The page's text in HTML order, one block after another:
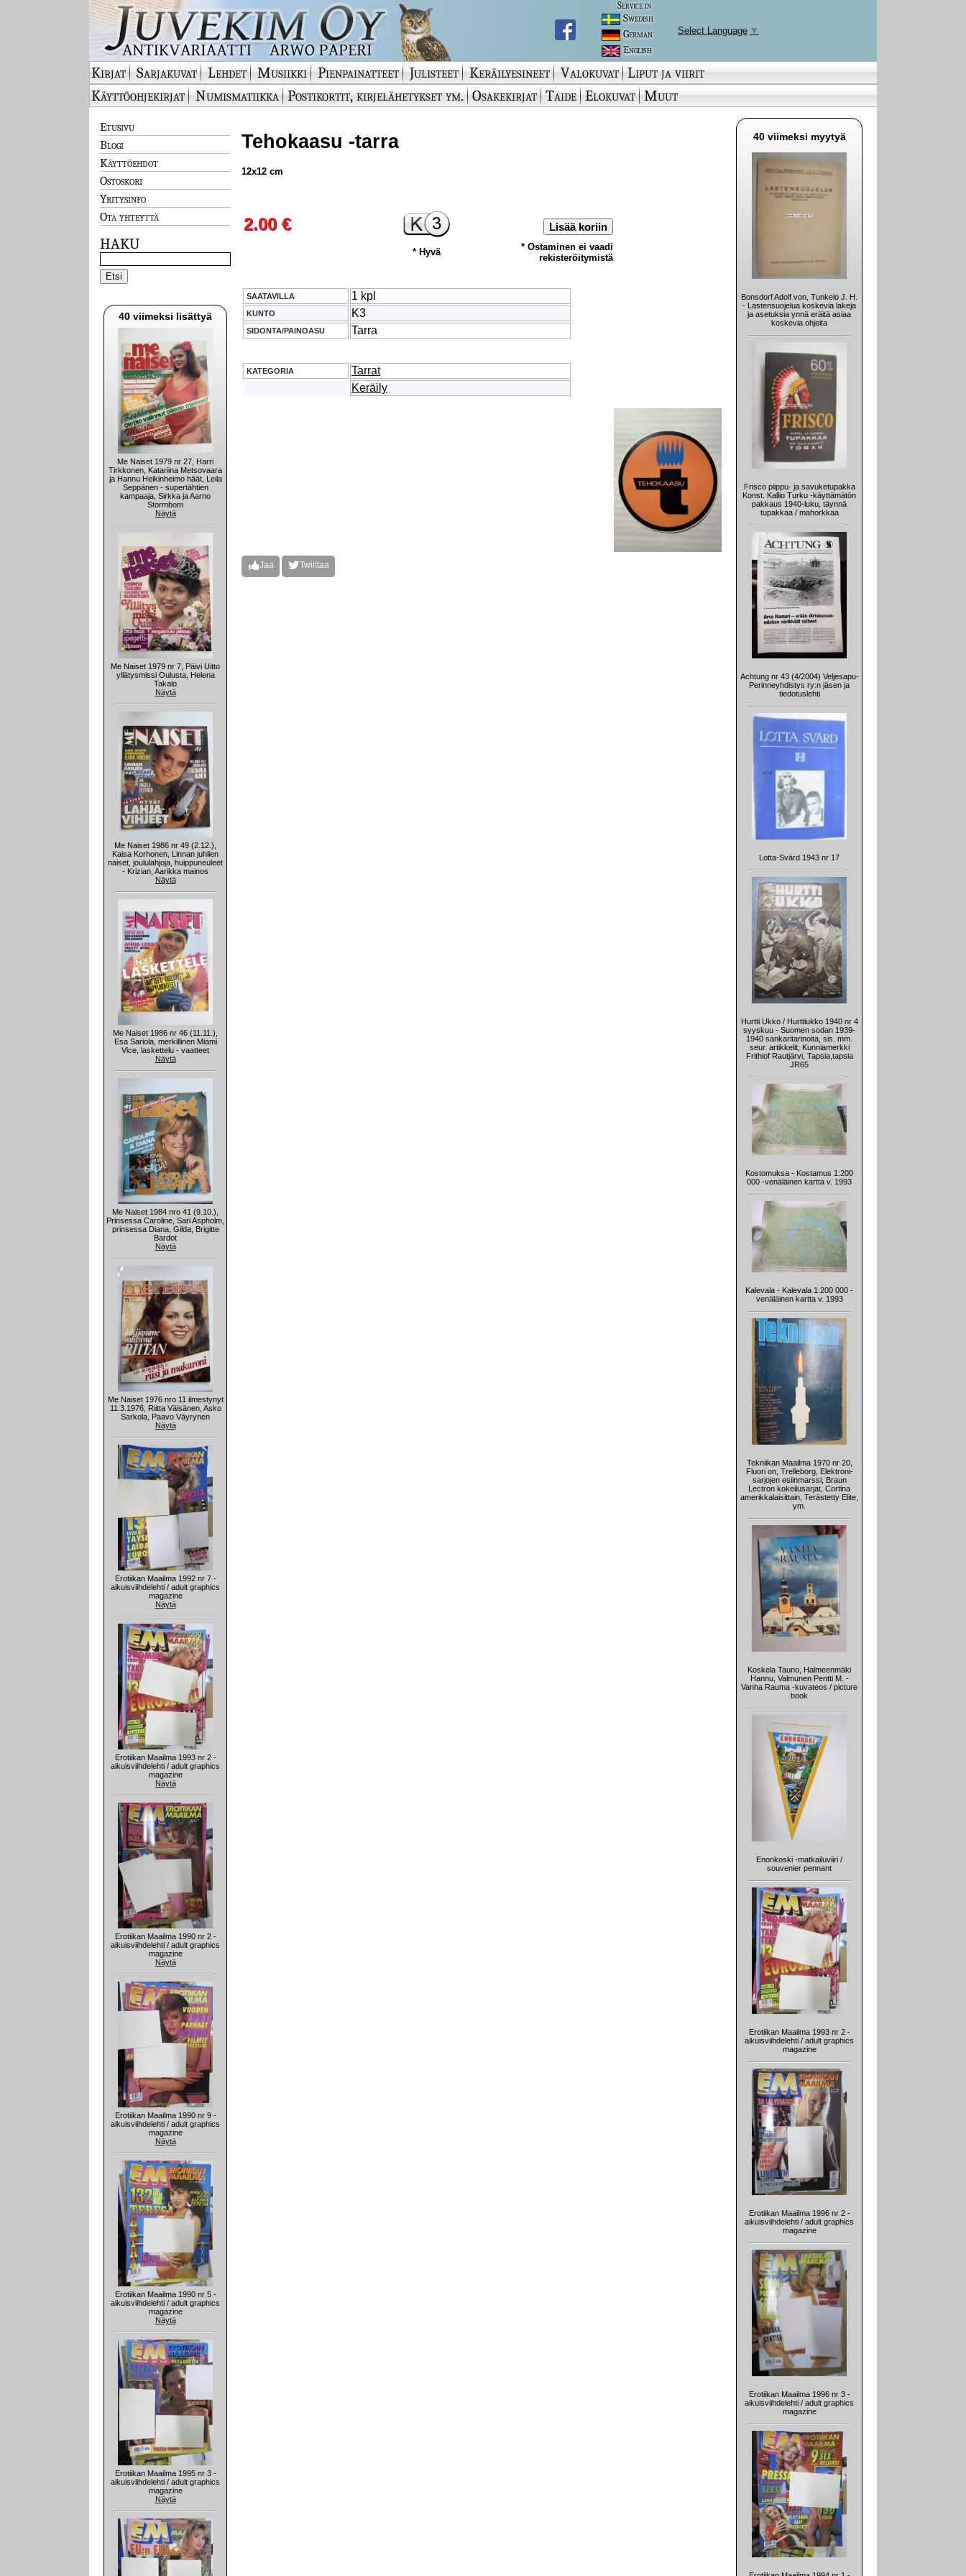
Service in
Swedish
German
English
Select Language ▼
Kirjat Sarjakuvat Lehdet Musiikki Pienpainatteet Julisteet Keräilyesineet Valokuvat Liput ja viirit
Käyttöohjekirjat
Numismatiikka Postikortit, kirjelähetykset ym. Osakekirjat Taide Elokuvat Muut
Etusivu
Blogi
Käyttöehdot
Ostoskori
Yritysinfo
Ota yhteyttä
HAKU
40 viimeksi lisättyä
Me Naiset 1979 nr 27, Harri
Tirkkonen, Katariina Metsovaara
ja Hannu Heikinheimo häät, Leila
Seppänen - supertähtien
kampaaja, Sirkka ja Aarno
Stormbom
Näytä
Me Naiset 1979 nr 7, Päivi Uitto
yllätysmissi Oulusta, Helena
Takalo
Näytä
Me Naiset 1986 nr 49 (2.12.),
Kaisa Korhonen, Linnan juhlien
naiset, joululahjoja, huippuneuleet
- Krizian, Aarikka mainos
Näytä
Me Naiset 1986 nr 46 (11.11.),
Esa Sariola, merkillinen Miami
Vice, laskettelu - vaatteet
Näytä
Me Naiset 1984 nro 41 (9.10.),
Prinsessa Caroline, Sari Aspholm,
prinsessa Diana, Gilda, Brigitte
Bardot
Näytä
Me Naiset 1976 nro 11 ilmestynyt
11.3.1976, Riitta Väisänen, Asko
Sarkola, Paavo Väyrynen
Näytä
Erotiikan Maailma 1992 nr 7 -
aikuisviihdelehti / adult graphics
magazine
Näytä
Erotiikan Maailma 1993 nr 2 -
aikuisviihdelehti / adult graphics
magazine
Näytä
Erotiikan Maailma 1990 nr 2 -
aikuisviihdelehti / adult graphics
magazine
Näytä
Erotiikan Maailma 1990 nr 9 -
aikuisviihdelehti / adult graphics
magazine
Näytä
Erotiikan Maailma 1990 nr 5 -
aikuisviihdelehti / adult graphics
magazine
Näytä
Erotiikan Maailma 1995 nr 3 -
aikuisviihdelehti / adult graphics
magazine
Näytä
Tehokaasu -tarra
12x12 cm
2.00 € Lisää koriin
* Hyvä
* Ostaminen ei vaadi
rekisteröitymistä
SAATAVILLA 1 kpl
KUNTO K3
SIDONTA/PAINOASU Tarra
KATEGORIA
Tarrat
Keräily
Jaa Twiittaa
40 viimeksi myytyä
Bonsdorf Adolf von, Tunkelo J. H.
- Lastensuojelua koskevia lakeja
ja asetuksia ynnä eräitä asiaa
koskevia ohjeita
Frisco piippu- ja savuketupakka
Konst. Kallio Turku -käyttämätön
pakkaus 1940-luku, täynnä
tupakkaa / mahorkkaa
Achtung nr 43 (4/2004) Veljesapu-
Perinneyhdistys ry:n jäsen ja
tiedotuslehti
Lotta-Svärd 1943 nr 17
Hurtti Ukko / Hurttiukko 1940 nr 4
syyskuu - Suomen sodan 1939-
1940 sankaritarinoita, sis. mm.
seur. artikkelit; Kunniamerkki
Frithiof Rautjärvi, Tapsia,tapsia
JR65
Kostomuksa - Kostamus 1:200
000 -venäläinen kartta v. 1993
Kalevala - Kalevala 1:200 000 -
venäläinen kartta v. 1993
Tekniikan Maailma 1970 nr 20,
Fluori on, Trelleborg, Elektroni-
sarjojen esiinmarssi, Braun
Lectron kokeilusarjat, Cortina
amerikkalaisittain, Terästetty Elite,
ym.
Koskela Tauno, Halmeenmäki
Hannu, Valmunen Pentti M. -
Vanha Rauma -kuvateos / picture
book
Enonkoski -matkailuviiri /
souvenier pennant
Erotiikan Maailma 1993 nr 2 -
aikuisviihdelehti / adult graphics
magazine
Erotiikan Maailma 1996 nr 2 -
aikuisviihdelehti / adult graphics
magazine
Erotiikan Maailma 1996 nr 3 -
aikuisviihdelehti / adult graphics
magazine